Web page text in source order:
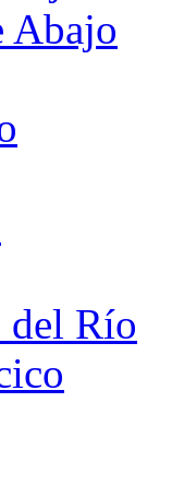
Abajo
del Río